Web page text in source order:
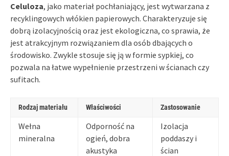
Celuloza, jako materiał pochłaniający, jest wytwarzana z
recyklingowych włókien papierowych. Charakteryzuje się
dobrą izolacyjnością oraz jest ekologiczna, co sprawia, że
jest atrakcyjnym rozwiązaniem dla osób dbających o
środowisko. Zwykle stosuje się ją w formie sypkiej, co
pozwala na łatwe wypełnienie przestrzeni w ścianach czy
sufitach.
Rodzaj materiału Właściwości Zastosowanie
Wełna
mineralna
Odporność na
ogień, dobra
akustyka
Izolacja
poddaszy i
ścian